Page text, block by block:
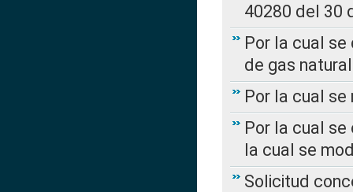
40280 del 30
Por la cual
de gas natural
Por la cual se
Por la cual se
la cual se
Solicitud